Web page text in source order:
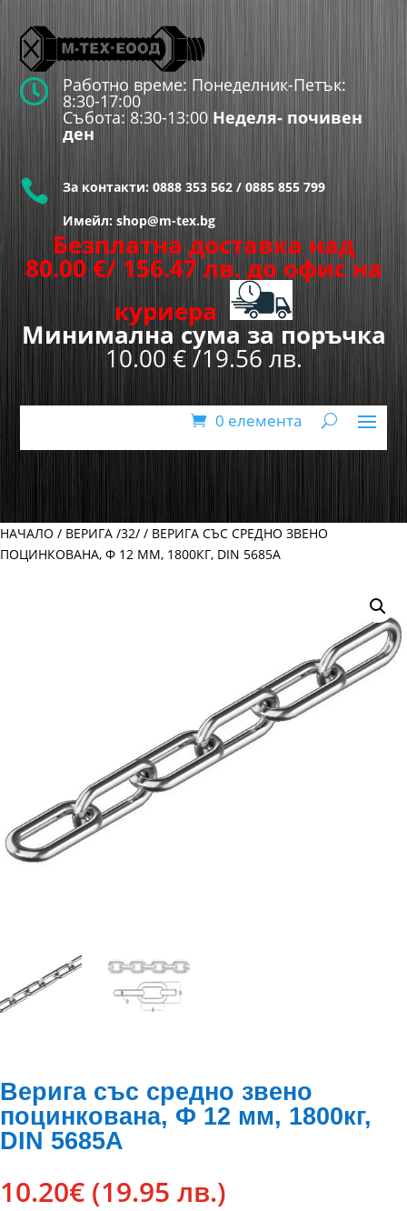
 Работно време: Понеделник-Петък:
8:30-17:00
Събота: 8:30-13:00 Неделя- почивен
ден
 За контакти: 0888 353 562 / 0885 855 799
Имейл: shop@m-tex.bg
Безплатна доставка над
80.00 €/ 156.47 лв. до офис на
куриера
Минимална сума за поръчка
10.00 € /19.56 лв.
0 елемента
НАЧАЛО / ВЕРИГА /32/ / ВЕРИГА СЪС СРЕДНО ЗВЕНО
ПОЦИНКОВАНА, Ф 12 ММ, 1800КГ, DIN 5685A
Верига със средно звено
поцинкована, Ф 12 мм, 1800кг,
DIN 5685A
10.20€ (19.95 лв.)